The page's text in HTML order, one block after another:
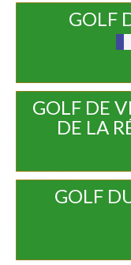
GOLF
GOLF DE
DE LA
GOLF